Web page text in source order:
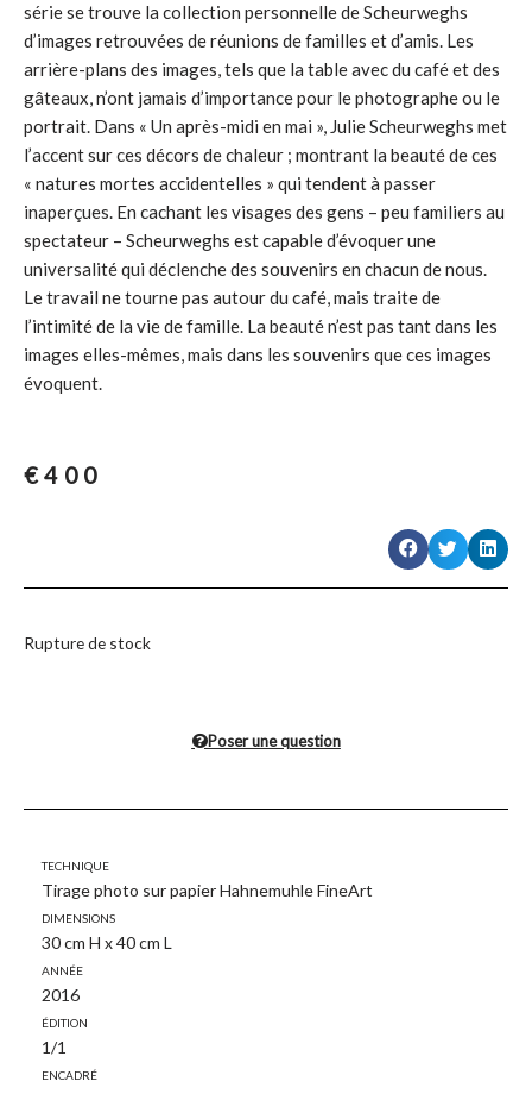
série se trouve la collection personnelle de Scheurweghs
d’images retrouvées de réunions de familles et d’amis. Les
arrière-plans des images, tels que la table avec du café et des
gâteaux, n’ont jamais d’importance pour le photographe ou le
portrait. Dans « Un après-midi en mai », Julie Scheurweghs met
l’accent sur ces décors de chaleur ; montrant la beauté de ces
« natures mortes accidentelles » qui tendent à passer
inaperçues. En cachant les visages des gens – peu familiers au
spectateur – Scheurweghs est capable d’évoquer une
universalité qui déclenche des souvenirs en chacun de nous.
Le travail ne tourne pas autour du café, mais traite de
l’intimité de la vie de famille. La beauté n’est pas tant dans les
images elles-mêmes, mais dans les souvenirs que ces images
évoquent.
€400
Rupture de stock
Poser une question
Technique
Tirage photo sur papier Hahnemuhle FineArt
Dimensions
30 cm H x 40 cm L
Année
2016
Édition
1/1
Encadré